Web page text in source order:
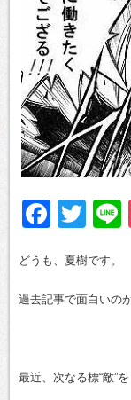
どうも、夏樹です。
過去記事で面白いの
最近、次なる標“敵”